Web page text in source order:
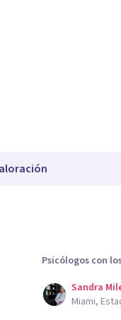
Psicólogos con
Sandra
Miami,